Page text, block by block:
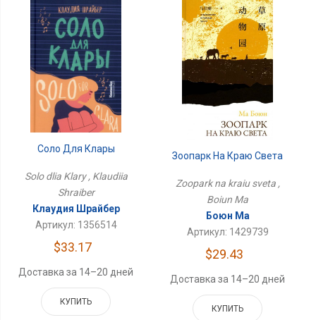
Соло Для Клары
Solo dlia Klary , Klaudiia
Shraiber
Клаудия Шрайбер
Артикул: 1356514
$33.17
Доставка за 14–20 дней
КУПИТЬ
Зоопарк На Краю Света
Zoopark na kraiu sveta ,
Boiun Ma
Боюн Ма
Артикул: 1429739
$29.43
Доставка за 14–20 дней
КУПИТЬ